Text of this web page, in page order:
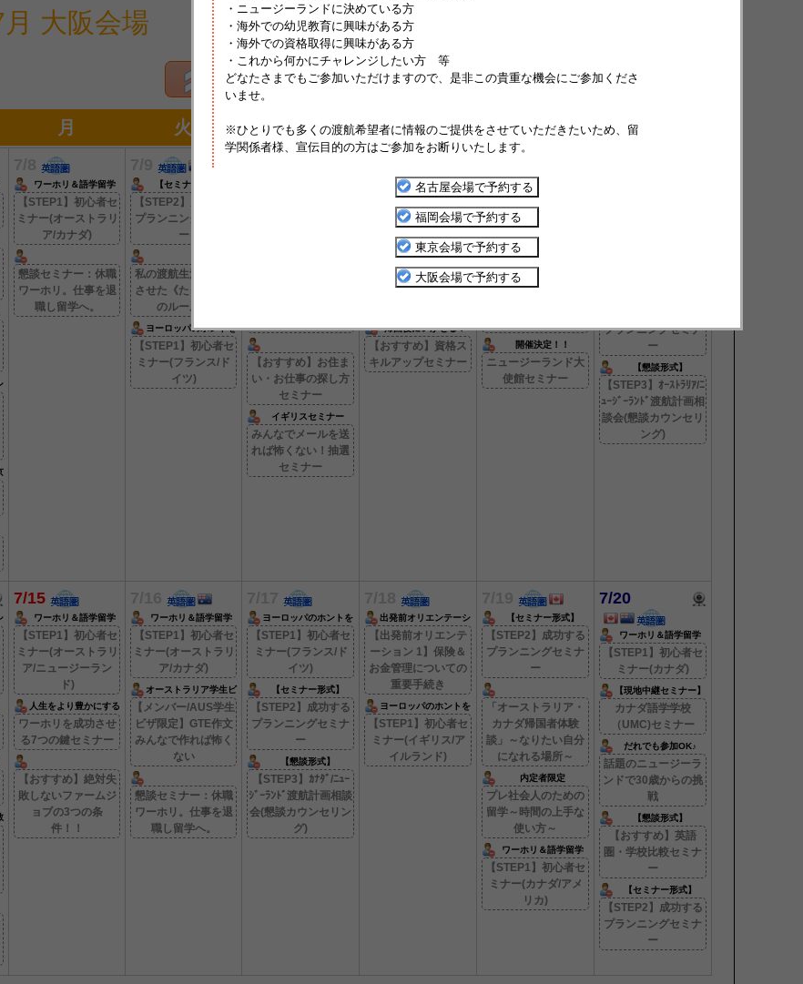
大阪会場
月 火 水 木 金
ワーホリ＆語学留学
【STEP1】初心者セ
ミナー(オーストラリ
ア/カナダ)
懇談セミナー：休職
ワーホリ。仕事を退
職し留学へ。
【セミナー形式】
【STEP2】成功する
プランニングセミナ
ー
私の渡航生活を成功
させた《たった２つ
のルール》
ヨーロッパのホントを
教えます！
【STEP1】初心者セ
ミナー(フランス/ド
イツ)
【おすすめ】お住ま
い・お仕事の探し方
セミナー
イギリスセミナー
&YMS申請セミナー
みんなでメールを送
れば怖くない！抽選
セミナー
ワーホリ＆語学留学
ミナー(カナダ/アメ
リカ)
【セミナー形式】
【STEP2】成功する
プランニングセミナ
帰国後にいかせる！
【おすすめ】資格ス
キルアップセミナー
【懇談形式】
渡航計画相談会(懇談
カウンセリング)
ワーホリ＆語学留学
【STEP1】初心者セ
ミナー(オーストラリ
開催決定！！
ニュージーランド大
使館セミナー
プランニングセミナ
ー
【懇談形式】
【STEP3】ｵｰｽﾄﾗﾘｱ/ﾆ
ｭｰｼﾞｰﾗﾝﾄﾞ渡航計画相
談会(懇談カウンセリ
ング)
7/15
ワーホリ＆語学留学
【STEP1】初心者セ
ミナー(オーストラリ
ア/ニュージーラン
ド)
人生をより豊かにする
テクニック
ワーホリを成功させ
る7つの鍵セミナー
【おすすめ】絶対失
敗しないファームジ
ョブの3つの条
件！！
ワーホリ＆語学留学
【STEP1】初心者セ
ミナー(オーストラリ
ア/カナダ)
オーストラリア学生ビ
ザ
【メンバー/AUS学生
ビザ限定】GTE作文
みんなで作れば怖く
ない
懇談セミナー：休職
ワーホリ。仕事を退
職し留学へ。
ヨーロッパのホントを
教えます！
【STEP1】初心者セ
ミナー(フランス/ド
イツ)
【セミナー形式】
【STEP2】成功する
プランニングセミナ
ー
【懇談形式】
【STEP3】ｶﾅﾀﾞ/ﾆｭｰ
ｼﾞｰﾗﾝﾄﾞ渡航計画相談
会(懇談カウンセリン
グ)
出発前オリエンテーシ
ョン【1】
【出発前オリエンテ
ーション 1】保険＆
お金管理についての
重要手続き
ヨーロッパのホントを
教えます！
【STEP1】初心者セ
ミナー(イギリス/ア
イルランド)
【セミナー形式】
【STEP2】成功する
プランニングセミナ
ー
「オーストラリア・
カナダ帰国者体験
談」～なりたい自分
になれる場所～
内定者限定
プレ社会人のための
留学～時間の上手な
使い方～
ワーホリ＆語学留学
【STEP1】初心者セ
ミナー(カナダ/アメ
リカ)
7/20
ワーホリ＆語学留学
【STEP1】初心者セ
ミナー(カナダ)
【現地中継セミナー】
カナダ語学学校
（UMC)セミナー
だれでも参加OK♪
話題のニュージーラ
ンドで30歳からの挑
戦
【懇談形式】
【おすすめ】英語
圏・学校比較セミナ
ー
【セミナー形式】
【STEP2】成功する
プランニングセミナ
ー
・ニュージーランドに決めている方
・海外での幼児教育に興味がある方
・海外での資格取得に興味がある方
・これから何かにチャレンジしたい方 等
どなたさまでもご参加いただけますので、是非この貴重な機会にご参加くださ
いませ。
※ひとりでも多くの渡航希望者に情報のご提供をさせていただきたいため、留
学関係者様、宣伝目的の方はご参加をお断りいたします。